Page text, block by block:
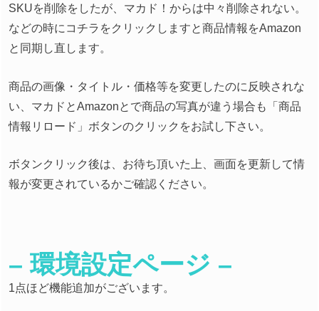
SKUを削除をしたが、マカド！からは中々削除されない。
などの時にコチラをクリックしますと商品情報をAmazon
と同期し直します。
商品の画像・タイトル・価格等を変更したのに反映されな
い、マカドとAmazonとで商品の写真が違う場合も「商品
情報リロード」ボタンのクリックをお試し下さい。
ボタンクリック後は、お待ち頂いた上、画面を更新して情
報が変更されているかご確認ください。
– 環境設定ページ –
1点ほど機能追加がございます。